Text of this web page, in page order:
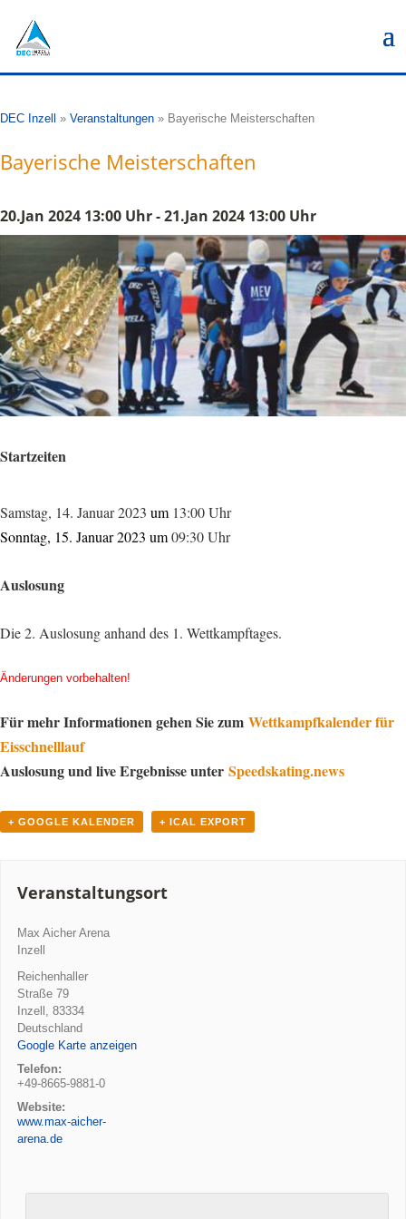
DEC Inzell » Veranstaltungen » Bayerische Meisterschaften
Bayerische Meisterschaften
20.Jan 2024 13:00 Uhr - 21.Jan 2024 13:00 Uhr
Startzeiten
Samstag, 14. Januar 2023 um 13:00 Uhr
Sonntag, 15. Januar 2023 um09:30 Uhr
Auslosung
Die 2. Auslosung anhand des 1. Wettkampftages.
Änderungen vorbehalten!
Für mehr Informationen gehen Sie zum Wettkampfkalender für
Eisschnelllauf
Auslosung und live Ergebnisse unter Speedskating.news
+ GOOGLE KALENDER + ICAL EXPORT
Veranstaltungsort
Max Aicher Arena
Inzell
Reichenhaller
Straße 79
Inzell 83334
Deutschland
Google Karte anzeigen
Telefon:
+49-8665-9881-0
Website:
www.max-aicher-
arena.de